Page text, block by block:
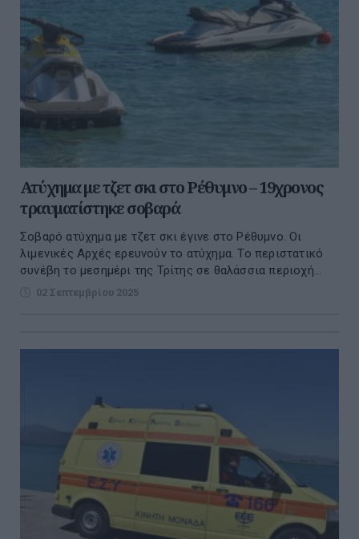
Ατύχημα με τζετ σκι στο Ρέθυμνο – 19χρονος
τραυματίστηκε σοβαρά
Σοβαρό ατύχημα με τζετ σκι έγινε στο Ρέθυμνο. Οι
λιμενικές Αρχές ερευνούν το ατύχημα. Το περιστατικό
συνέβη το μεσημέρι της Τρίτης σε θαλάσσια περιοχή...
02 Σεπτεμβρίου 2025